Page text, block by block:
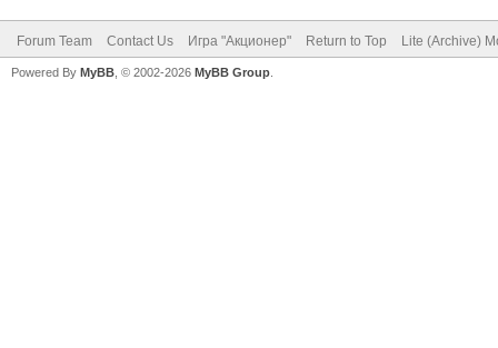
Forum Team Contact Us Игра "Акционер" Return to Top Lite (Archive)
Powered By MyBB , © 2002-2026 MyBB Group